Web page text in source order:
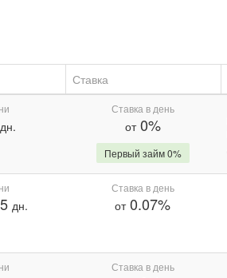
Ставка
дн.
Ставка в день
от0%
Первый займ 0%
дн.
Ставка в день
от0.07%
Ставка в день